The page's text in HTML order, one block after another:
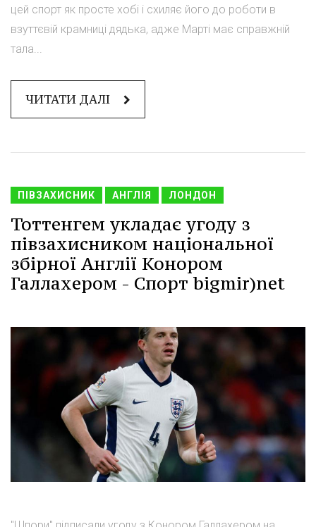
цей спорт як просте хобі і схиляє його до роботи в
взуттєвій крамниці дядька, адже Марті має справжній
тала...
ЧИТАТИ ДАЛІ
ПІВЗАХИСНИК АНГЛІЯ ЛОНДОН
Тоттенгем укладає угоду з
півзахисником національної
збірної Англії Конором
Галлахером - Спорт bigmir)net